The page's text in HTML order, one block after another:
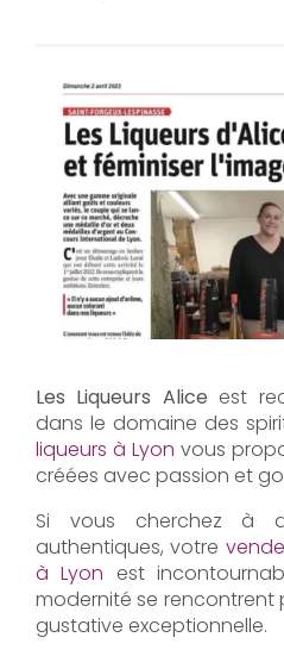
Les Liqueurs Alice est
dans le domaine des
liqueurs à Lyon vous
créées avec passion et
Si vous cherchez à
authentiques, votre
à Lyon est
modernité se rencontrent
gustative exceptionnelle.